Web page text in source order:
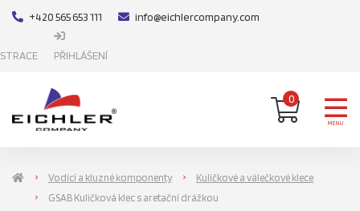
+420 565 653 111 info@eichlercompany.com
PŘIHLÁŠENÍ
0
MENU
Vodící a kluzné komponenty
Kuličkové a válečkové klece
GSAB Kuličková klec s aretační drážkou